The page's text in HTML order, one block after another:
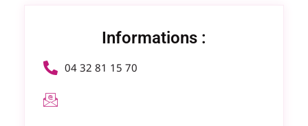
Informations :
04 32 81 15 70